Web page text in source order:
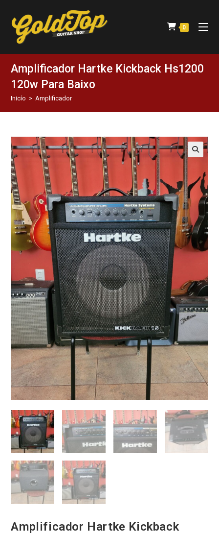
0
Amplificador Hartke Kickback Hs1200
120w Para Baixo
Inicío > Amplificador
Amplificador Hartke Kickback